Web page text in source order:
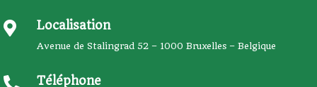
 Localisation
Avenue de Stalingrad 52 – 1000 Bruxelles – Belgique
 Téléphone